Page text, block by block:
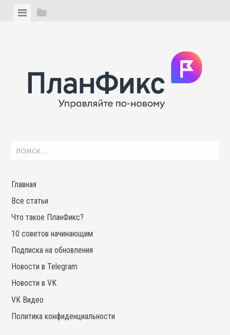
ViewView
Найти:
Главная
Все статьи
Что такое ПланФикс?
10 советов начинающим
Подписка на обновления
Новости в Telegram
Новости в VK
VK Видео
Политика конфиденциальности